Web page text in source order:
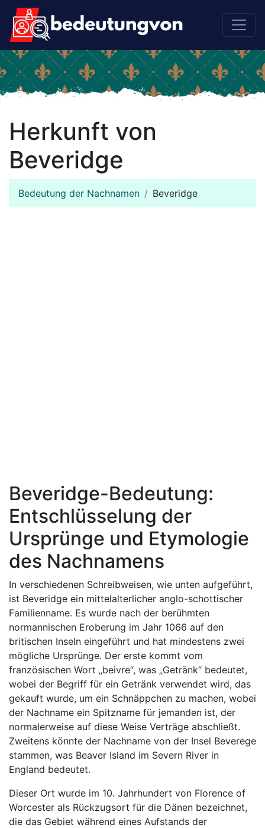
Herkunft von
Beveridge
Bedeutung der Nachnamen Beveridge
Beveridge-Bedeutung:
Entschlüsselung der
Ursprünge und Etymologie
des Nachnamens
In verschiedenen Schreibweisen, wie unten aufgeführt,
ist Beveridge ein mittelalterlicher anglo-schottischer
Familienname. Es wurde nach der berühmten
normannischen Eroberung im Jahr 1066 auf den
britischen Inseln eingeführt und hat mindestens zwei
mögliche Ursprünge. Der erste kommt vom
französischen Wort „beivre“, was „Getränk“ bedeutet,
wobei der Begriff für ein Getränk verwendet wird, das
gekauft wurde, um ein Schnäppchen zu machen, wobei
der Nachname ein Spitzname für jemanden ist, der
normalerweise auf diese Weise Verträge abschließt.
Zweitens könnte der Nachname von der Insel Beverege
stammen, was Beaver Island im Severn River in
England bedeutet.
Dieser Ort wurde im 10. Jahrhundert von Florence of
Worcester als Rückzugsort für die Dänen bezeichnet,
die das Gebiet während eines Aufstands der